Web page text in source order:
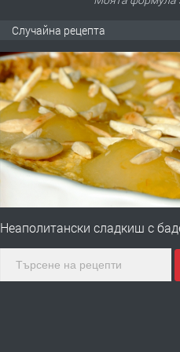
Случайна рецепта
Неаполитански сладкиш с